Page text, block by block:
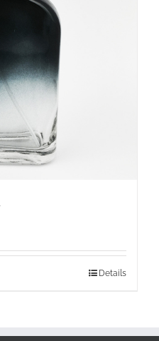
Details